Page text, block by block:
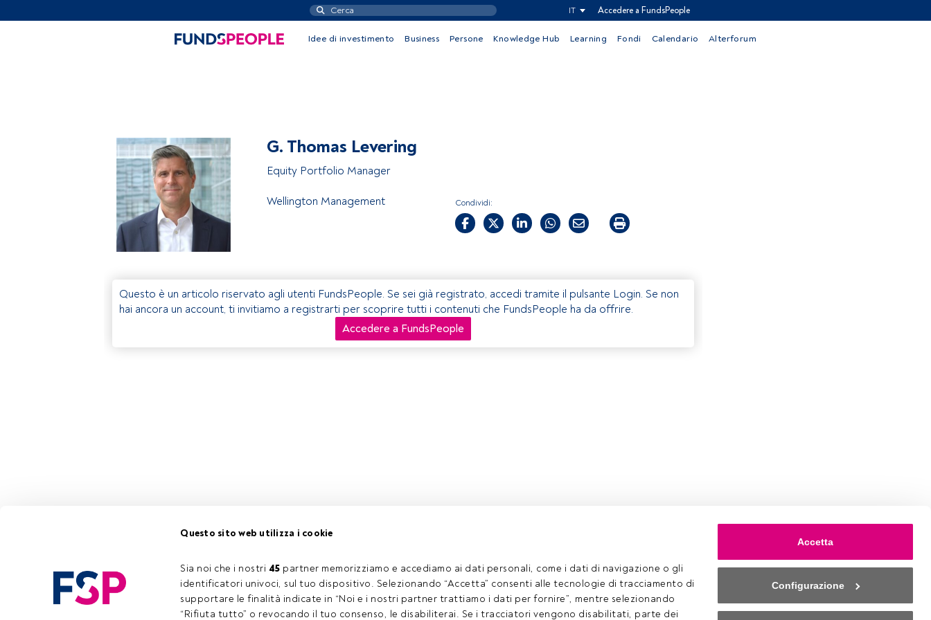
Questo sito web utilizza i cookie
Sia noi che i nostri 45 partner memorizziamo e accediamo ai dati personali, come i dati di navigazione o gli
identificatori univoci, sul tuo dispositivo. Selezionando “Accetta” consenti alle tecnologie di tracciamento di
supportare le finalità indicate in “Noi e i nostri partner trattiamo i dati per fornire”, mentre selezionando
“Rifiuta tutto” o revocando il tuo consenso, le disabiliterai. Se i tracciatori vengono disabilitati, parte dei
Accetta
Configurazione
IT Accedere a FundsPeople
Idee di investimento Business Persone Knowledge Hub Learning Fondi Calendario Alterforum
G. Thomas Levering
Equity Portfolio Manager
Wellington Management Condividi:
Questo è un articolo riservato agli utenti FundsPeople. Se sei già registrato, accedi tramite il pulsante Login. Se non
hai ancora un account, ti invitiamo a registrarti per scoprire tutti i contenuti che FundsPeople ha da offrire.
Accedere a FundsPeople